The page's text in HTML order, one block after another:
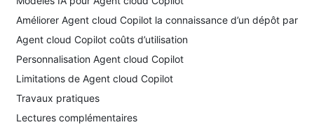
Améliorer Agent cloud Copilot la connaissance d’un dépôt par
Agent cloud Copilot coûts d’utilisation
Personnalisation Agent cloud Copilot
Limitations de Agent cloud Copilot
Travaux pratiques
Lectures complémentaires